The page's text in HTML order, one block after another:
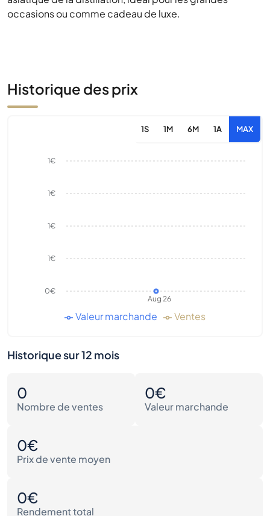
occasions ou comme cadeau de luxe.
Historique des prix
1S 1M 6M 1A MAX
Aug 26
0€
1€
1€
1€
1€
Valeur marchande Ventes
Historique sur 12 mois
0
Nombre de ventes
0€
Valeur marchande
0€
Prix de vente moyen
0€
Rendement total